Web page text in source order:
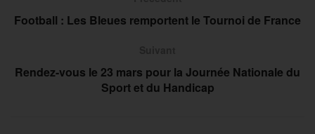
Football : Les Bleues remportent le Tournoi de France
Rendez-vous le 23 mars pour la Journée Nationale du
Sport et du Handicap